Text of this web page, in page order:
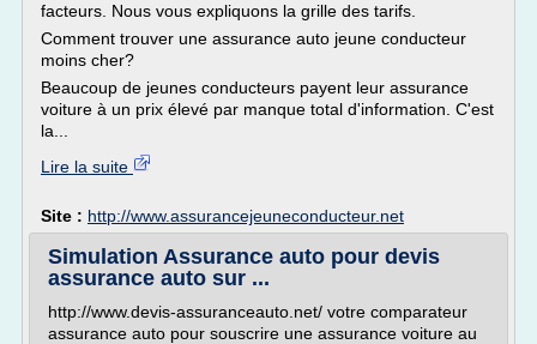
facteurs. Nous vous expliquons la grille des tarifs.
Comment trouver une assurance auto jeune conducteur
moins cher?
Beaucoup de jeunes conducteurs payent leur assurance
voiture à un prix élevé par manque total d'information. C'est
la...
Lire la suite
Site : http://www.assurancejeuneconducteur.net
Simulation Assurance auto pour devis
assurance auto sur ...
http://www.devis-assuranceauto.net/ votre comparateur
assurance auto pour souscrire une assurance voiture au